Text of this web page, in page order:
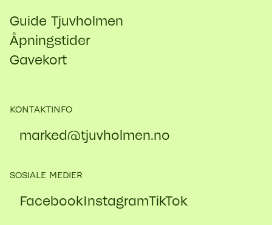
Guide Tjuvholmen
Åpningstider
Gavekort
KONTAKTINFO
marked@​tjuvholmen.no
SOSIALE MEDIER
FacebookInstagramTikTok